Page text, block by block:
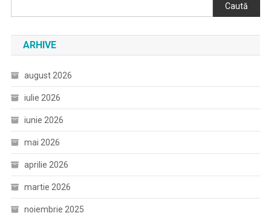
Caută
ARHIVE
august 2026
iulie 2026
iunie 2026
mai 2026
aprilie 2026
martie 2026
noiembrie 2025